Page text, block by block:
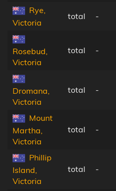
Rye,
Victoria
total -
Rosebud,
Victoria
total -
Dromana,
Victoria
total -
Mount
Martha,
Victoria
total -
Phillip
Island,
Victoria
total -